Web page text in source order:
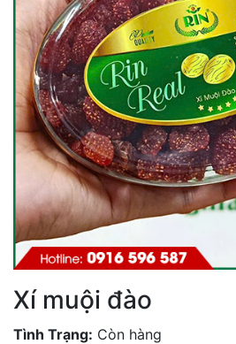
Xí muội đào
Tình Trạng: Còn hàng